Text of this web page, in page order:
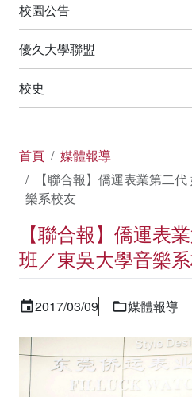
校園公告
優久大學聯盟
校史
首頁
媒體報導
【聯合報】僑運表業第二
樂系校友
【聯合報】僑運表
班／東吳大學音樂
2017/03/09 媒體報導